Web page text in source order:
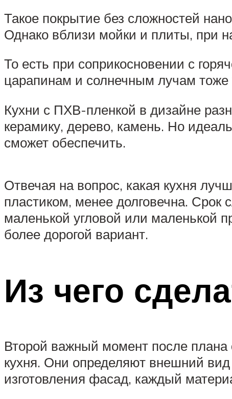
Такое покрытие без сложностей
Однако вблизи мойки и плиты, при
То есть при соприкосновении с
царапинам и солнечным лучам тоже
Кухни с ПХВ-пленкой в дизайне
керамику, дерево, камень. Но
сможет обеспечить.
Отвечая на вопрос, какая кухня
пластиком, менее долговечна. Срок
маленькой угловой или маленькой
более дорогой вариант.
Из чего
Второй важный момент после
кухня. Они определяют внешний
изготовления фасад, каждый